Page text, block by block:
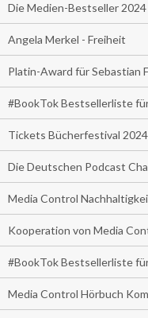
Die Medien-Bestseller 2024
Angela Merkel - Freiheit
Platin-Award für Sebastian
#BookTok Bestsellerliste
Tickets Bücherfestival 2024
Die Deutschen Podcast
Media Control
Kooperation von Media
#BookTok Bestsellerliste
Media Control Hörbuch